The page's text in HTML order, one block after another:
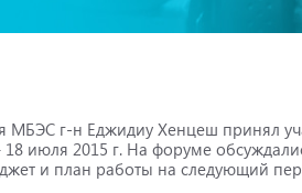
МБЭС г-н Еджидиу Хенцеш принял
18 июля 2015 г. На форуме
и план работы на следующий